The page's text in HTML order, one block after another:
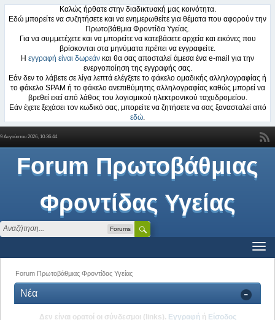
Καλώς ήρθατε στην διαδικτυακή μας κοινότητα.
Εδώ μπορείτε να συζητήσετε και να ενημερωθείτε για θέματα που αφορούν την
Πρωτοβάθμια Φροντίδα Υγείας.
Για να συμμετέχετε και να μπορείτε να κατεβάσετε αρχεία και εικόνες που
βρίσκονται στα μηνύματα πρέπει να εγγραφείτε.
Η εγγραφή είναι δωρεάν και θα σας αποσταλεί άμεσα ένα e-mail για την
ενεργοποίηση της εγγραφής σας.
Εάν δεν το λάβετε σε λίγα λεπτά ελέγξετε το φάκελο ομαδικής αλληλογραφίας ή
το φάκελο SPAM ή το φάκελο ανεπιθύμητης αλληλογραφίας καθώς μπορεί να
βρεθεί εκεί από λάθος του λογισμικού ηλεκτρονικού ταχυδρομείου.
Εάν έχετε ξεχάσει τον κωδικό σας, μπορείτε να ζητήσετε να σας ξανασταλεί από
εδώ.
9 Αυγούστου 2026, 10:36:44
Forum Πρωτοβάθμιας
Φροντίδας Υγείας
Forums
Forum Πρωτοβάθμιας Φροντίδας Υγείας
Νέα
Δεν είναι ορατοί οι σύνδεσμοι (links). Εγγραφήή Είσοδος